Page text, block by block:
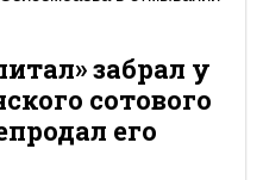
забрал у
сотового
его